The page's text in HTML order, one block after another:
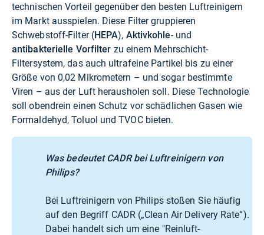
technischen Vorteil gegenüber den besten Luftreinigern
im Markt ausspielen. Diese Filter gruppieren
Schwebstoff-Filter (HEPA), Aktivkohle- und
antibakterielle Vorfilter zu einem Mehrschicht-
Filtersystem, das auch ultrafeine Partikel bis zu einer
Größe von 0,02 Mikrometern – und sogar bestimmte
Viren – aus der Luft herausholen soll. Diese Technologie
soll obendrein einen Schutz vor schädlichen Gasen wie
Formaldehyd, Toluol und TVOC bieten.
Was bedeutet CADR bei Luftreinigern von
Philips?
Bei Luftreinigern von Philips stoßen Sie häufig
auf den Begriff CADR („Clean Air Delivery Rate“).
Dabei handelt sich um eine "Reinluft-